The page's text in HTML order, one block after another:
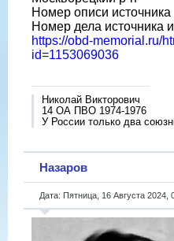
Номер описи
Номер дела источника
https://obd-memorial.ru/
id=1153069036
Николай Викторович
14 ОА ПВО 1974-1976
У России только два
Назаров
Дата: Пятница, 16 Августа